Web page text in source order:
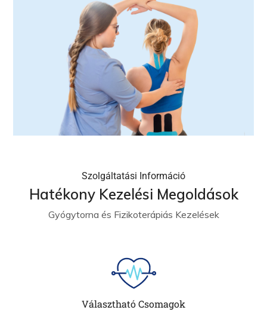
Szolgáltatási Információ
Hatékony Kezelési Megoldások
Gyógytorna és Fizikoterápiás Kezelések
Választható Csomagok